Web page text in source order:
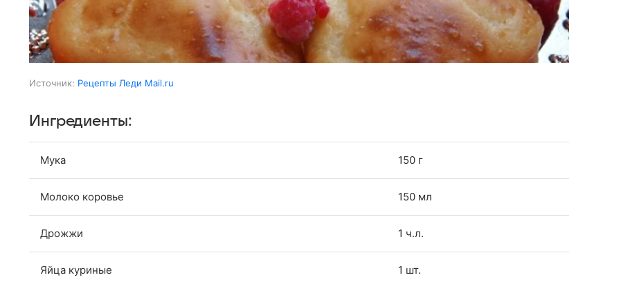
Источник: Рецепты Леди Mail.ru
Ингредиенты:
Мука 150 г
Молоко коровье 150 мл
Дрожжи 1 ч.л.
Яйца куриные 1 шт.